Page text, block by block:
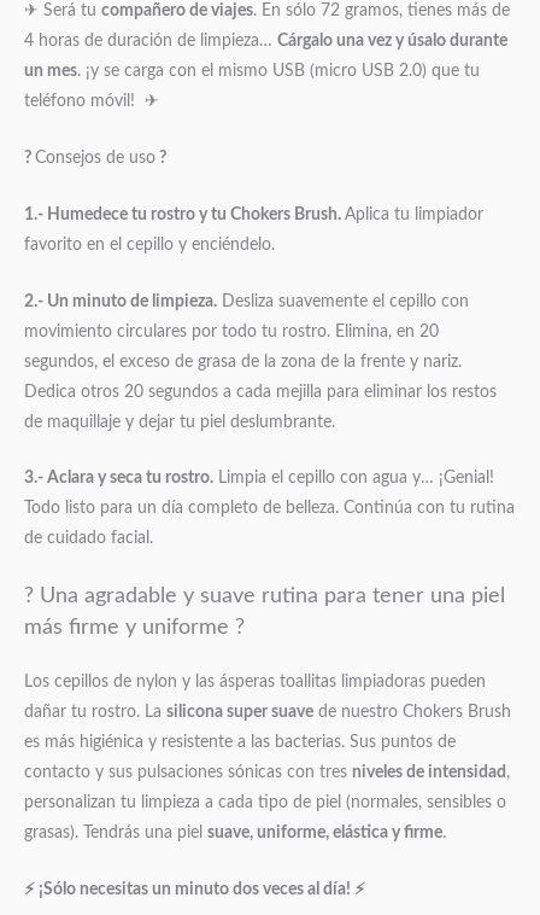
✈ Será tu compañero de viajes. En sólo 72 gramos, tienes más de
4 horas de duración de limpieza… Cárgalo una vez y úsalo durante
un mes. ¡y se carga con el mismo USB (micro USB 2.0) que tu
teléfono móvil! ✈
? Consejos de uso ?
1.- Humedece tu rostro y tu Chokers Brush. Aplica tu limpiador
favorito en el cepillo y enciéndelo.
2.- Un minuto de limpieza. Desliza suavemente el cepillo con
movimiento circulares por todo tu rostro. Elimina, en 20
segundos, el exceso de grasa de la zona de la frente y nariz.
Dedica otros 20 segundos a cada mejilla para eliminar los restos
de maquillaje y dejar tu piel deslumbrante.
3.- Aclara y seca tu rostro. Limpia el cepillo con agua y… ¡Genial!
Todo listo para un día completo de belleza. Continúa con tu rutina
de cuidado facial.
? Una agradable y suave rutina para tener una piel
más firme y uniforme ?
Los cepillos de nylon y las ásperas toallitas limpiadoras pueden
dañar tu rostro. La silicona super suave de nuestro Chokers Brush
es más higiénica y resistente a las bacterias. Sus puntos de
contacto y sus pulsaciones sónicas con tres niveles de intensidad ,
personalizan tu limpieza a cada tipo de piel (normales, sensibles o
grasas). Tendrás una piel suave, uniforme, elástica y firme.
⚡ ¡Sólo necesitas un minuto dos veces al día! ⚡